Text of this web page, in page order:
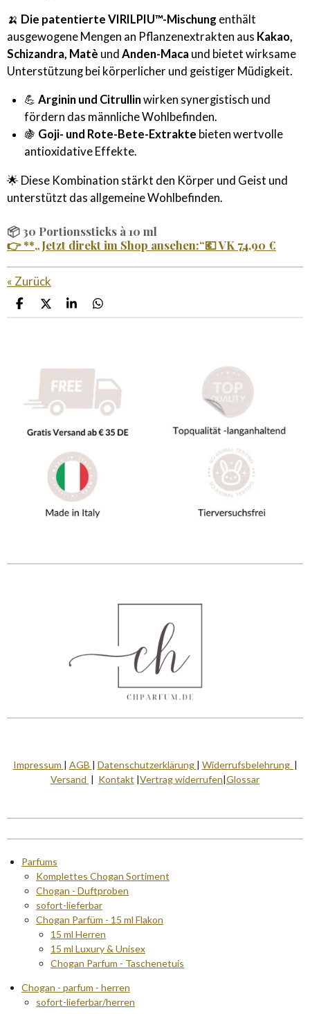
🍌 Die patentierte VIRILPIU™-Mischung enthält
ausgewogene Mengen an Pflanzenextrakten aus Kakao,
Schizandra, Matè und Anden-Maca und bietet wirksame
Unterstützung bei körperlicher und geistiger Müdigkeit.
💪 Arginin und Citrullinwirken synergistisch und
fördern das männliche Wohlbefinden.
🍇 Goji- und Rote-Bete-Extrakte bieten wertvolle
antioxidative Effekte.
🌟 Diese Kombination stärkt den Körper und Geist und
unterstützt das allgemeine Wohlbefinden.
📦30 Portionssticks à 10 ml
👉 **„Jetzt direkt im Shop ansehen:“💶VK 74,90 €
« Zurück
T
e
T
e
n
T
e
n
T
e
Impressum | AGB | Datenschutzerklärung | Widerrufsbelehrung |
Versand | Kontakt |Vertrag widerrufen|Glossar
Parfums
Komplettes Chogan Sortiment
Chogan - Duftproben
sofort-lieferbar
Chogan Parfüm - 15 ml Flakon
15 ml Herren
15 ml Luxury & Unisex
Chogan Parfum - Taschenetuis
Chogan - parfum - herren
sofort-lieferbar/herren